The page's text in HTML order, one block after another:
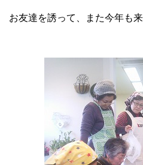
お友達を誘って、また今年も